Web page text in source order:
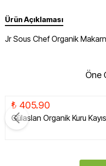
Ürün Açıklaması
Jr Sous Chef Organik
Öne
₺ 405.90
Gülaslan Organik Kuru